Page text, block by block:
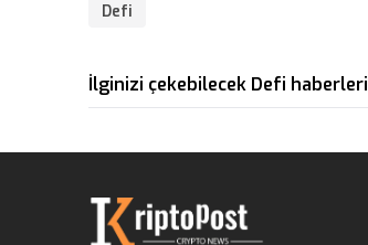
Defi
İlginizi çekebilecek Defi haberleri